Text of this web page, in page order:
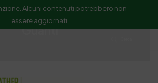
Alcuni contenuti potrebbero non
essere aggiornati.
Guanti